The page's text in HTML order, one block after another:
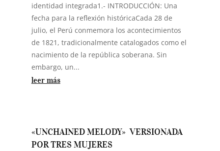
identidad integrada1.- INTRODUCCIÓN: Una
fecha para la reflexión históricaCada 28 de
julio, el Perú conmemora los acontecimientos
de 1821, tradicionalmente catalogados como el
nacimiento de la república soberana. Sin
embargo, un...
leer más
«UNCHAINED MELODY» VERSIONADA
POR TRES MUJERES